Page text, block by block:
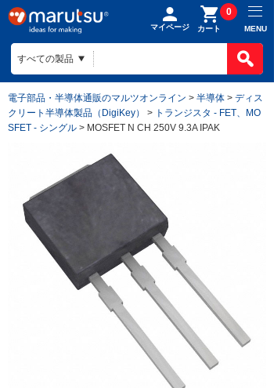
マイページ カート
0
MENU
電子部品・半導体通販のマルツオンライン > 半導体 > ディス
クリート半導体製品（DigiKey）
> トランジスタ - FET、MO
SFET - シングル > MOSFET N CH 250V 9.3A IPAK